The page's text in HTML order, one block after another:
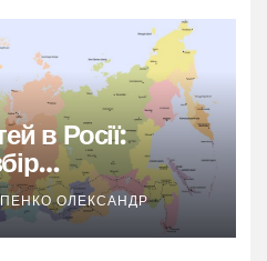
в Росії:
поділу
ОЛЕКСАНДР